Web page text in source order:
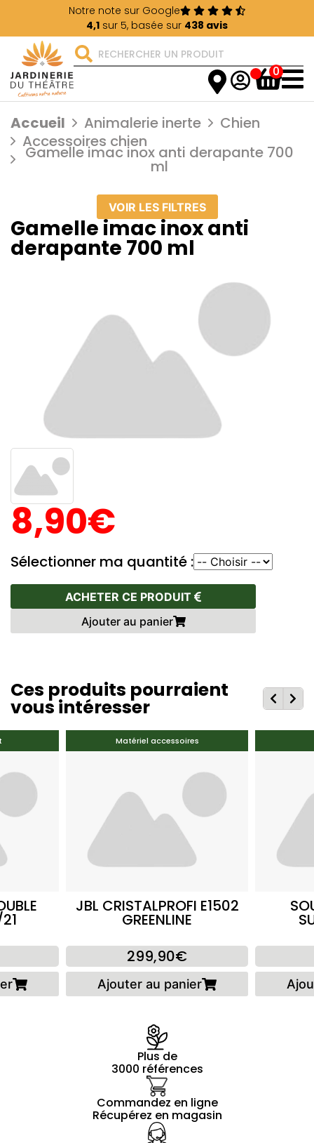
Notre note sur Google
4,1 sur 5, basée sur 438 avis
0
Accueil Animalerie inerte
Chien
Accessoires chien
Gamelle imac inox anti derapante 700
ml
VOIR LES FILTRES
Gamelle imac inox anti
derapante 700 ml
8,90€
Sélectionner ma quantité :
ACHETER CE PRODUIT
Ajouter au panier
Ces produits pourraient
vous intéresser
Matériel accessoires
JBL CRISTALPROFI E1502
GREENLINE
299,90€
Ajouter au panier
Plus de
3000 références
Commandez en ligne
Récupérez en magasin